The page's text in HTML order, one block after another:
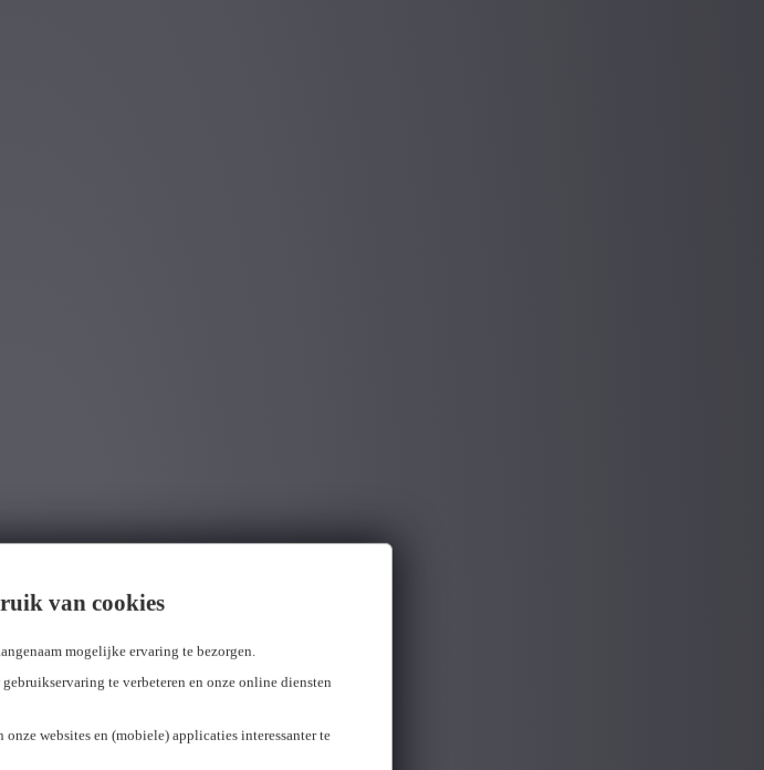
van cookies
mogelijke ervaring te bezorgen.
te verbeteren en onze online diensten
websites en (mobiele) applicaties interessanter te